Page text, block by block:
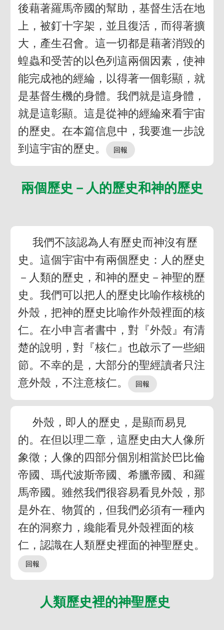
後藉著羅馬帝國的幫助，基督生活在地
上，被釘十字架，並且復活，而得著擴
大，產生召會。這一切都是藉著消毀的
蝗蟲和受苦的以色列這兩個因素，使神
能完成祂的經綸，以得著一個彰顯，就
是基督生機的身體。我們就是這身體，
就是這彰顯。這是從神的經綸來看宇宙
的歷史。在本篇信息中，我要進一步說
到這宇宙的歷史。
兩個歷史－人的歷史和神的歷史
我們不該認為人有歷史而神沒有歷
史。這個宇宙中有兩個歷史：人的歷史
－人類的歷史，和神的歷史－神聖的歷
史。我們可以把人的歷史比喻作核桃的
外殼，把神的歷史比喻作外殼裡面的核
仁。在小申言者書中，對『外殼』有清
楚的說明，對『核仁』也啟示了一些細
節。不幸的是，大部分的聖經讀者只注
意外殼，不注意核仁。
外殼，即人的歷史，是顯而易見
的。在但以理二章，這歷史由大人像所
象徵；人像的四部分個別相當於巴比倫
帝國、瑪代波斯帝國、希臘帝國、和羅
馬帝國。雖然我們很容易看見外殼，那
是外在、物質的，但我們必須有一種內
在的洞察力，纔能看見外殼裡面的核
仁，認識在人類歷史裡面的神聖歷史。
人類歷史裡的神聖歷史